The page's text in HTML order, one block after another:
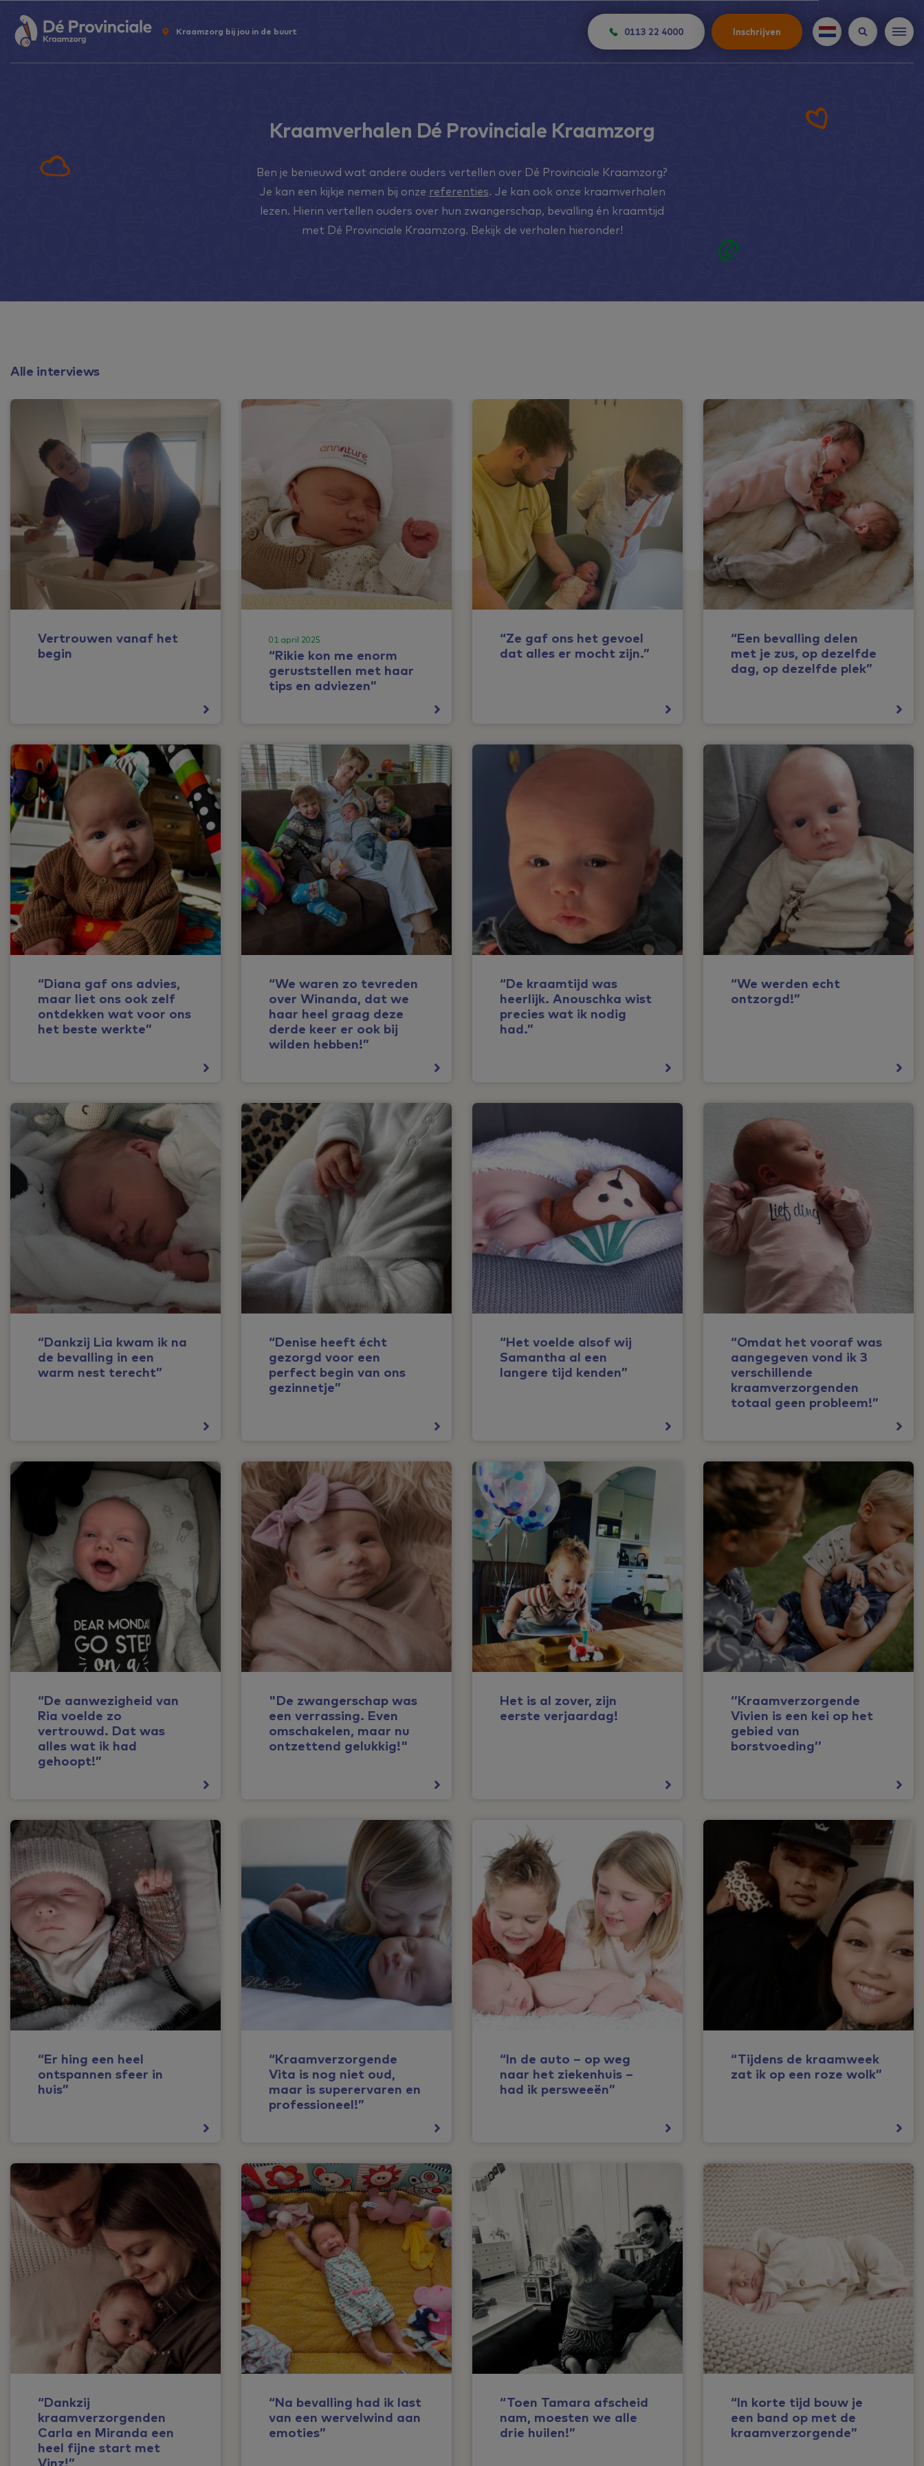
Kraamzorg bij jou in de buurt 0113 22 4000 Inschrijven
Kraamverhalen Dé Provinciale Kraamzorg
Ben je benieuwd wat andere ouders vertellen over Dé Provinciale Kraamzorg?
Je kan een kijkje nemen bij onze referenties. Je kan ook onze kraamverhalen
lezen. Hierin vertellen ouders over hun zwangerschap, bevalling én kraamtijd
met Dé Provinciale Kraamzorg. Bekijk de verhalen hieronder!
Alle interviews
Vertrouwen vanaf het
begin
01 april 2025
“Rikie kon me enorm
geruststellen met haar
tips en adviezen”
“Ze gaf ons het gevoel
dat alles er mocht zijn.”
“Een bevalling delen
met je zus, op dezelfde
dag, op dezelfde plek”
“Diana gaf ons advies,
maar liet ons ook zelf
ontdekken wat voor ons
het beste werkte”
“We waren zo tevreden
over Winanda, dat we
haar heel graag deze
derde keer er ook bij
wilden hebben!”
“De kraamtijd was
heerlijk. Anouschka wist
precies wat ik nodig
had.”
“We werden echt
ontzorgd!”
“Dankzij Lia kwam ik na
de bevalling in een
warm nest terecht”
“Denise heeft écht
gezorgd voor een
perfect begin van ons
gezinnetje”
“Het voelde alsof wij
Samantha al een
langere tijd kenden”
“Omdat het vooraf was
aangegeven vond ik 3
verschillende
kraamverzorgenden
totaal geen probleem!”
“De aanwezigheid van
Ria voelde zo
vertrouwd. Dat was
alles wat ik had
gehoopt!”
"De zwangerschap was
een verrassing. Even
omschakelen, maar nu
ontzettend gelukkig!"
Het is al zover, zijn
eerste verjaardag!
‘’Kraamverzorgende
Vivien is een kei op het
gebied van
borstvoeding’’
“Er hing een heel
ontspannen sfeer in
huis”
“Kraamverzorgende
Vita is nog niet oud,
maar is superervaren en
professioneel!”
“In de auto – op weg
naar het ziekenhuis –
had ik persweeën”
“Tijdens de kraamweek
zat ik op een roze wolk”
“Dankzij
kraamverzorgenden
Carla en Miranda een
heel fijne start met
Vinz!”
“Na bevalling had ik last
van een wervelwind aan
emoties”
“Toen Tamara afscheid
nam, moesten we alle
drie huilen!”
“In korte tijd bouw je
een band op met de
kraamverzorgende”